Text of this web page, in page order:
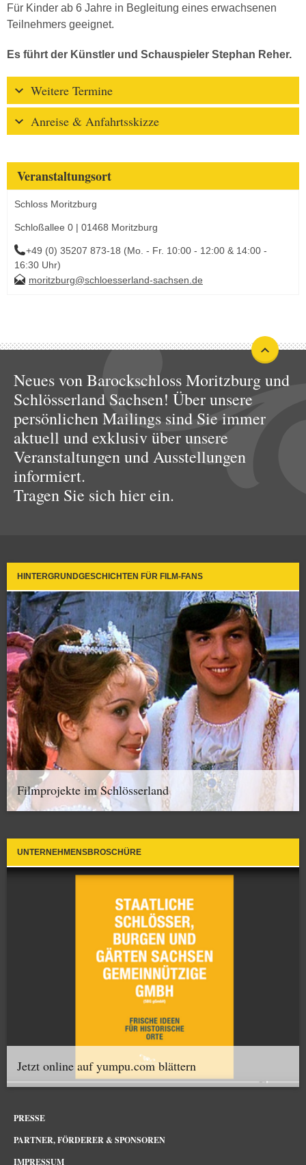
Für Kinder ab 6 Jahre in Begleitung eines erwachsenen
Teilnehmers geeignet.
Es führt der Künstler und Schauspieler Stephan Reher.
Weitere Termine
Anreise & Anfahrtsskizze
Veranstaltungsort
Schloss Moritzburg
Schloßallee 0 | 01468 Moritzburg
+49 (0) 35207 873-18 (Mo. - Fr. 10:00 - 12:00 & 14:00 -
16:30 Uhr)
moritzburg@schloesserland-sachsen.de
Neues von Barockschloss Moritzburg und
Schlösserland Sachsen! Über unsere
persönlichen Mailings sind Sie immer
aktuell und exklusiv über unsere
Veranstaltungen und Ausstellungen
informiert.
Tragen Sie sich hier ein.
HINTERGRUNDGESCHICHTEN FÜR FILM-FANS
Filmprojekte im Schlösserland
UNTERNEHMENSBROSCHÜRE
Jetzt online auf yumpu.com blättern
PRESSE
PARTNER, FÖRDERER & SPONSOREN
IMPRESSUM